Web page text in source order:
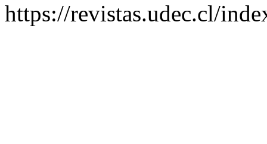
https://revistas.udec.cl/